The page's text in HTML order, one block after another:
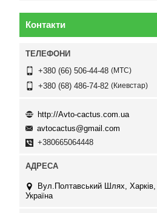
Контакти
+380 (66) 506-44-48 МТС
+380 (68) 486-74-82 Киевстар
http://Avto-cactus.com.ua
avtocactus@gmail.com
+380665064448
Вул.Полтавський Шлях, Харків,
Україна